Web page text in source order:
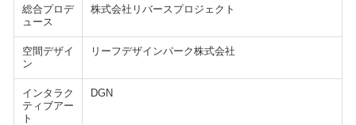
総合プロデ
ュース
株式会社リバースプロジェクト
空間デザイ
ン
リーフデザインパーク株式会社
インタラク
ティブアー
ト
DGN